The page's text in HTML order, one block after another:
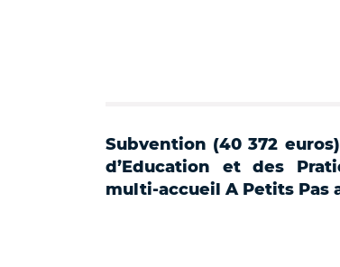
Subvention (40 372
d’Education et des
multi-accueil A Petits Pas